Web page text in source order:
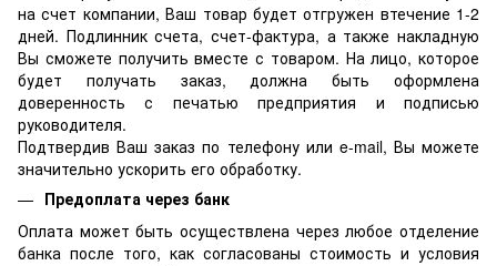
на счет компании, Ваш товар будет отгружен втечение 1-2
дней. Подлинник счета, счет-фактура, а также накладную
Вы сможете получить вместе с товаром. На лицо, которое
будет получать заказ, должна быть оформлена
доверенность с печатью предприятия и подписью
руководителя.
Подтвердив Ваш заказ по телефону или e-mail, Вы можете
значительно ускорить его обработку.
Предоплата через банк
Оплата может быть осуществлена через любое отделение
банка после того, как согласованы стоимость и условия